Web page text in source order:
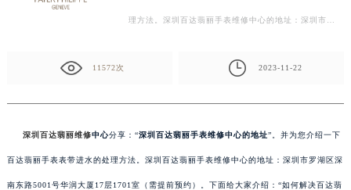
理方法。深圳百达翡丽手表维修中心的地址：深圳市…
11572次 2023-11-22
深圳百达翡丽维修中心分享：“深圳百达翡丽手表维修中心的地址”。并为您介绍一下
百达翡丽手表表带进水的处理方法。深圳百达翡丽手表维修中心的地址：深圳市罗湖区深
南东路5001号华润大厦17层1701室（需提前预约）。下面给大家介绍：“如何解决百达翡